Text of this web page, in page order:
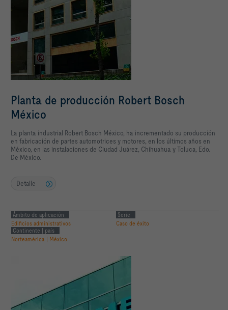
Planta de producción Robert Bosch
México
La planta industrial Robert Bosch México, ha incrementado su producción
en fabricación de partes automotrices y motores, en los últimos años en
México, en las instalaciones de Ciudad Juárez, Chihuahua y Toluca, Edo.
De México.
Detalle
Ámbito de aplicación
Edificios administrativos
Serie
Caso de éxito
Continente | país
Norteamérica | México